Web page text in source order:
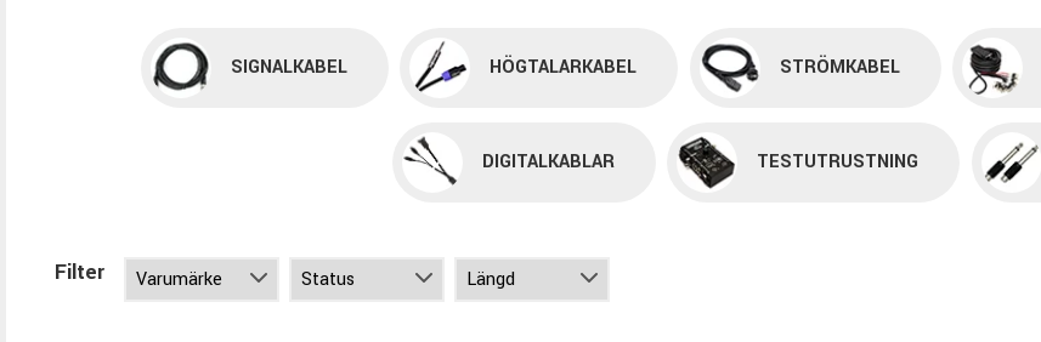
SIGNALKABEL HÖGTALARKABEL STRÖMKABEL
DIGITALKABLAR TESTUTRUSTNING
Filter